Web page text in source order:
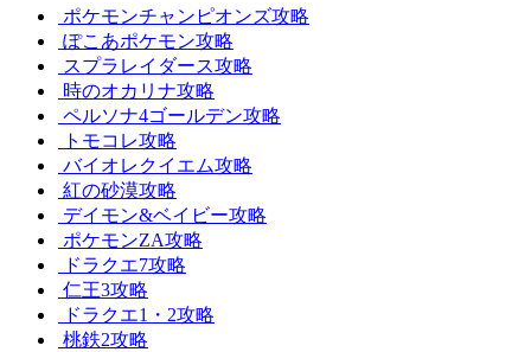
ポケモンチャンピオンズ攻略
ぽこあポケモン攻略
スプラレイダース攻略
時のオカリナ攻略
ペルソナ4ゴールデン攻略
トモコレ攻略
バイオレクイエム攻略
紅の砂漠攻略
デイモン&ベイビー攻略
ポケモンZA攻略
ドラクエ7攻略
仁王3攻略
ドラクエ1・2攻略
桃鉄2攻略